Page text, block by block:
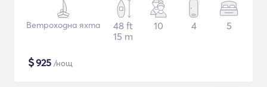
Ветроходна яхта
48 ft
15 m
10 4 5
$925 /нощ